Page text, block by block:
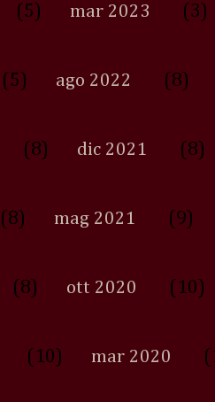
(5) mar 2023 (3)
(5) ago 2022 (8)
(8) dic 2021 (8)
(8) mag 2021 (9)
(8) ott 2020 (10)
(10) mar 2020